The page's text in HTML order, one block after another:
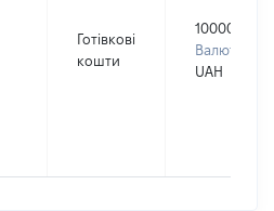
Готівкові
кошти
100000
Валюта:
UAH